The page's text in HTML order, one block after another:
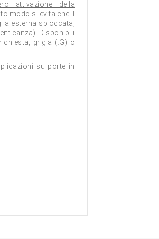
attivazione della
modo si evita che il
esterna sbloccata,
Disponibili
grigia (.G) o
su porte in